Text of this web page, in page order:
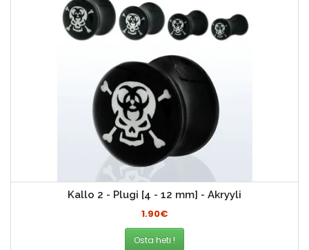
Kallo 2 - Plugi [4 - 12 mm] - Akryyli
1.90€
Osta heti !